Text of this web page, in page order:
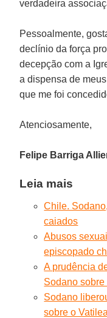
verdadeira
Pessoalmente,
declínio da força
decepção com a
a dispensa de
que me foi
Atenciosamente,
Felipe Barriga
Leia mais
Chile.
caiados
Abusos
episcopado
A prudência
Sodano
Sodano
sobre o